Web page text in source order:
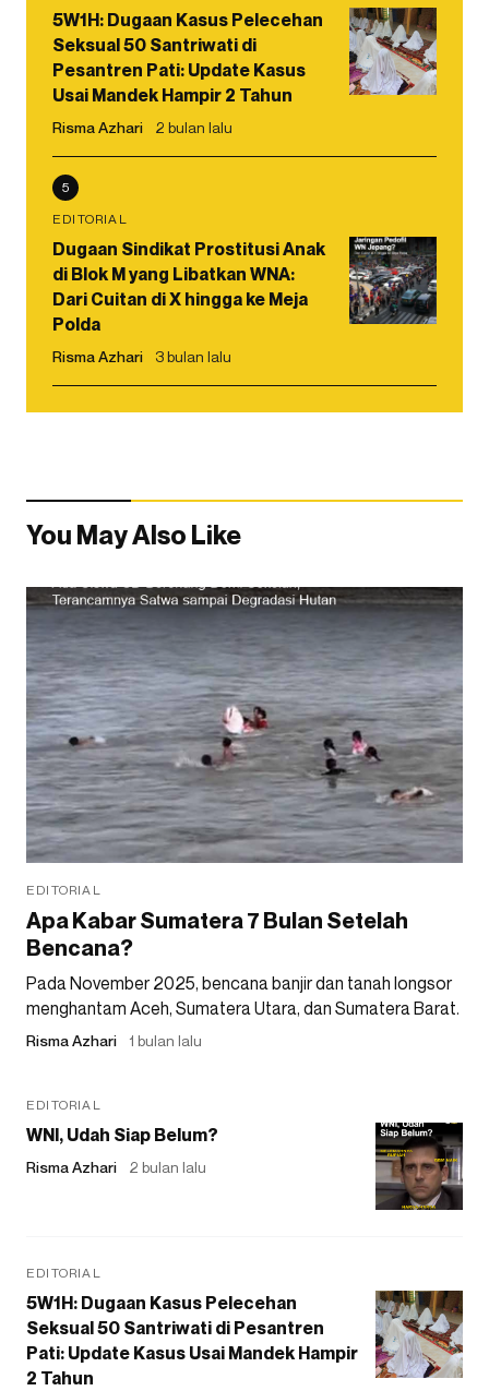
5W1H: Dugaan Kasus Pelecehan
Seksual 50 Santriwati di
Pesantren Pati: Update Kasus
Usai Mandek Hampir 2 Tahun
Risma Azhari 2 bulan lalu
5
EDITORIAL
Dugaan Sindikat Prostitusi Anak
di Blok M yang Libatkan WNA:
Dari Cuitan di X hingga ke Meja
Polda
Risma Azhari 3 bulan lalu
You May Also Like
EDITORIAL
Apa Kabar Sumatera 7 Bulan Setelah
Bencana?
Pada November 2025, bencana banjir dan tanah longsor
menghantam Aceh, Sumatera Utara, dan Sumatera Barat.
Risma Azhari 1 bulan lalu
EDITORIAL
WNI, Udah Siap Belum?
Risma Azhari 2 bulan lalu
EDITORIAL
5W1H: Dugaan Kasus Pelecehan
Seksual 50 Santriwati di Pesantren
Pati: Update Kasus Usai Mandek Hampir
2 Tahun